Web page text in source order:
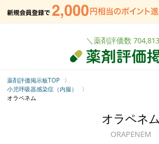
＼薬剤評価数
薬剤評価掲示板TOP
小児呼吸器感染症（内服）
オラペネム
オラペネム
ORAPENEM